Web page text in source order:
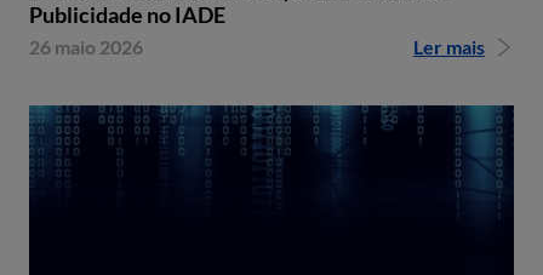
Publicidade no IADE
26 maio 2026 Ler mais